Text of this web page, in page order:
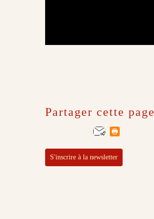
Partager cette page
S'inscrire à la newsletter